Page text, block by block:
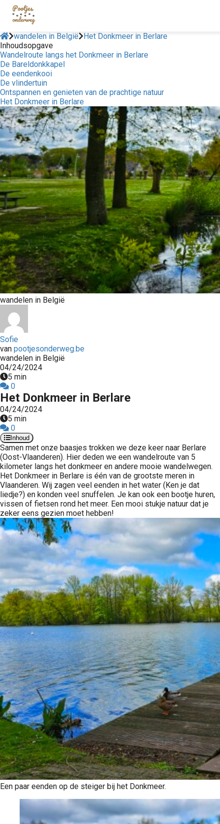
wandelen in België
Het Donkmeer in Berlare
Inhoudsopgave
Wandelroute langs het Donkmeer in Berlare
De Bareldonkkapel
De eendenkooi
De vlindertuin
Ontspannen en genieten van de prachtige natuur
Het Donkmeer in Berlare
wandelen in België
Sofie
van pootjesonderweg.be
wandelen in België
04/24/2024
5 min
0
Het Donkmeer in Berlare
04/24/2024
5 min
0
Inhoud
Samen met onze baasjes trokken we deze keer naar Berlare
(Oost-Vlaanderen). Hier deden we een wandelroute van 5
kilometer langs het donkmeer en andere mooie wandelwegen.
Het Donkmeer in Berlare is één van de grootste meren in
Vlaanderen. Wij zagen veel eenden in het water (Ken je dat
liedje?) en konden veel snuffelen. Je kan ook een bootje huren,
vissen of fietsen rond het meer. Een mooi stukje natuur dat je
zeker eens gezien moet hebben!
Een paar eenden op de steiger bij het Donkmeer.